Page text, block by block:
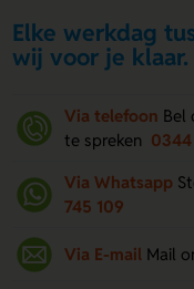
Elke werkdag
wij voor je klaar.
Via telefoon Bel
te spreken 0344
Via Whatsapp
745 109
Via E-mail Mail